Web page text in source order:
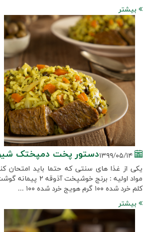
بیشتر
دستور پخت دمپختک
یکی از غذا های سنتی که حتما باید امتحان
بیشتر